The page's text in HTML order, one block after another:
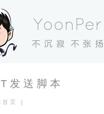
发送脚本
首页 ]